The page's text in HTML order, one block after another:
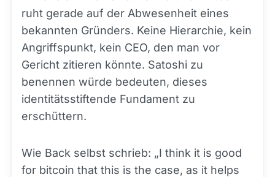
ruht gerade auf der Abwesenheit eines
bekannten Gründers. Keine Hierarchie, kein
Angriffspunkt, kein CEO, den man vor
Gericht zitieren könnte. Satoshi zu
benennen würde bedeuten, dieses
identitätsstiftende Fundament zu
erschüttern.
Wie Back selbst schrieb: „I think it is good
for bitcoin that this is the case, as it helps